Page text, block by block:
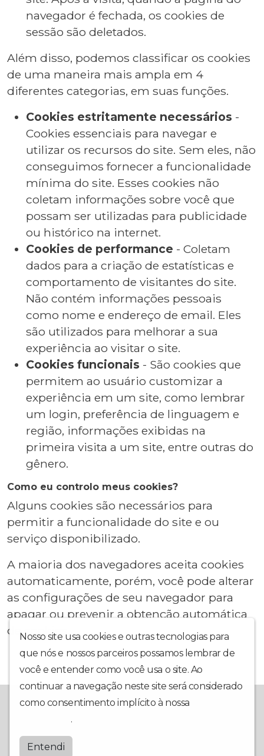
navegador é fechada, os cookies de
sessão são deletados.
Além disso, podemos classificar os cookies
de uma maneira mais ampla em 4
diferentes categorias, em suas funções.
Cookies estritamente necessários -
Cookies essenciais para navegar e
utilizar os recursos do site. Sem eles, não
conseguimos fornecer a funcionalidade
mínima do site. Esses cookies não
coletam informações sobre você que
possam ser utilizadas para publicidade
ou histórico na internet.
Cookies de performance - Coletam
dados para a criação de estatísticas e
comportamento de visitantes do site.
Não contém informações pessoais
como nome e endereço de email. Eles
são utilizados para melhorar a sua
experiência ao visitar o site.
Cookies funcionais - São cookies que
permitem ao usuário customizar a
experiência em um site, como lembrar
um login, preferência de linguagem e
região, informações exibidas na
primeira visita a um site, entre outras do
gênero.
Como eu controlo meus cookies?
Alguns cookies são necessários para
permitir a funcionalidade do site e ou
serviço disponibilizado.
A maioria dos navegadores aceita cookies
automaticamente, porém, você pode alterar
as configurações de seu navegador para
apagar ou prevenir a obtenção automática
de cookies.
Nosso site usa cookies e outras tecnologias para
que nós e nossos parceiros possamos lembrar de
você e entender como você usa o site. Ao
continuar a navegação neste site será considerado
como consentimento implícito à nossa
.
Entendi
Emissora de Rádio da Paróquia Senhor Bom Jesus, de Monte